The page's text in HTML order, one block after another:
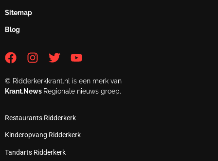
Sitemap
Blog
© Ridderkerkkrant.nl is een merk van
Krant.News Regionale nieuws groep.
Restaurants Ridderkerk
Kinderopvang Ridderkerk
Tandarts Ridderkerk